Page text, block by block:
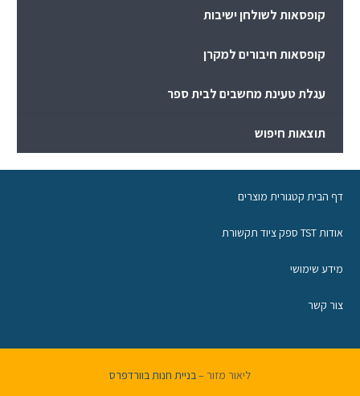
קופסאות לשולחן ישיבות
קופסאות חיבורים למקרן
עגלת טעינת מחשבים לבית ספר
תוצאות חיפוש
דף הבית קטגורית מוצרים
אודות TST ספק ציוד תקשורת
מידע שימושי
צור קשר
ליאור מזור –בניית חנות בוורדפרס